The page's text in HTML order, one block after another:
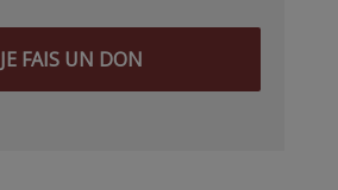
JE FAIS UN DON